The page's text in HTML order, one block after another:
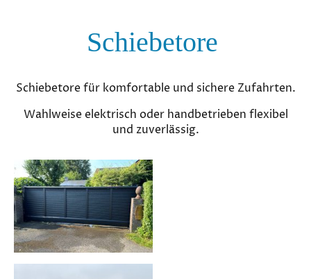
Schiebetore
Schiebetore für komfortable und sichere Zufahrten.
Wahlweise elektrisch oder handbetrieben flexibel
und zuverlässig.